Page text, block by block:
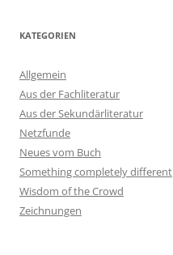
KATEGORIEN
Allgemein
Aus der Fachliteratur
Aus der Sekundärliteratur
Netzfunde
Neues vom Buch
Something completely different
Wisdom of the Crowd
Zeichnungen